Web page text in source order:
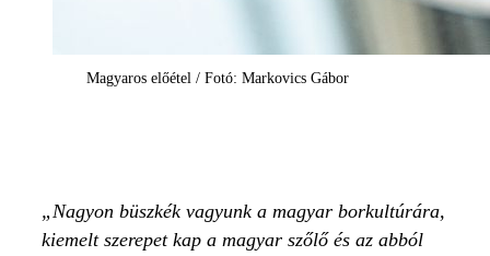
Magyaros előétel / Fotó: Markovics Gábor
Nagyon büszkék vagyunk a magyar borkultúrára,
kiemelt szerepet kap a magyar szőlő és az abból